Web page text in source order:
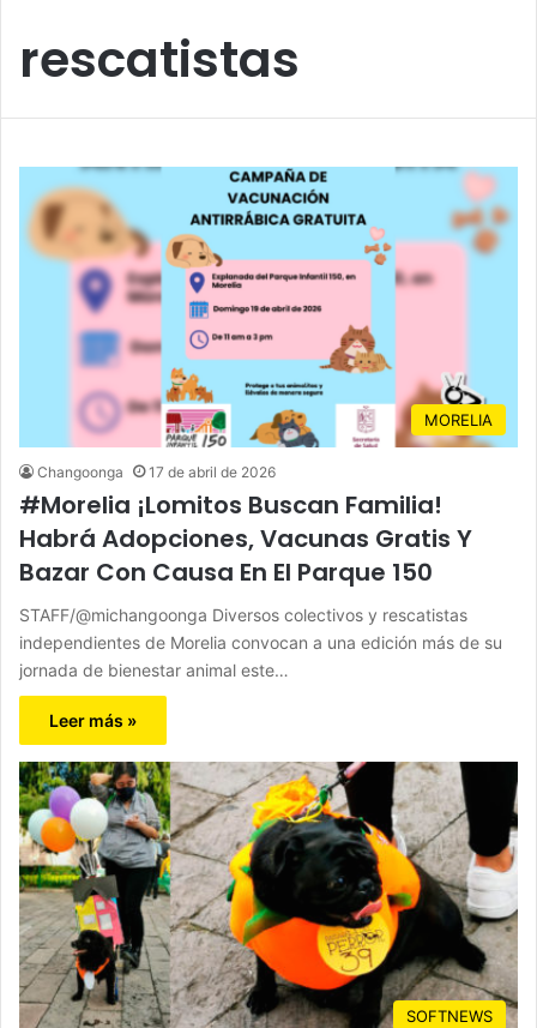
rescatistas
MORELIA
Changoonga 17 de abril de 2026
#Morelia ¡Lomitos Buscan Familia!
Habrá Adopciones, Vacunas Gratis Y
Bazar Con Causa En El Parque 150
STAFF/@michangoonga Diversos colectivos y rescatistas
independientes de Morelia convocan a una edición más de su
jornada de bienestar animal este…
Leer más »
SOFTNEWS